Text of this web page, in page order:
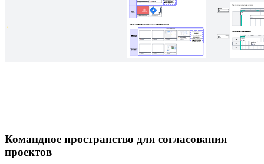
Командное пространство для согласования
проектов